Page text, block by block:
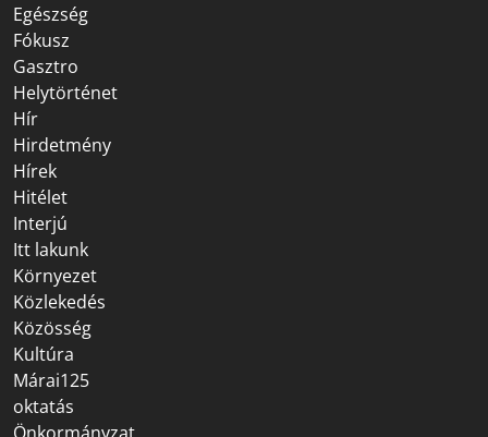
Egészség
Fókusz
Gasztro
Helytörténet
Hír
Hirdetmény
Hírek
Hitélet
Interjú
Itt lakunk
Környezet
Közlekedés
Közösség
Kultúra
Márai125
oktatás